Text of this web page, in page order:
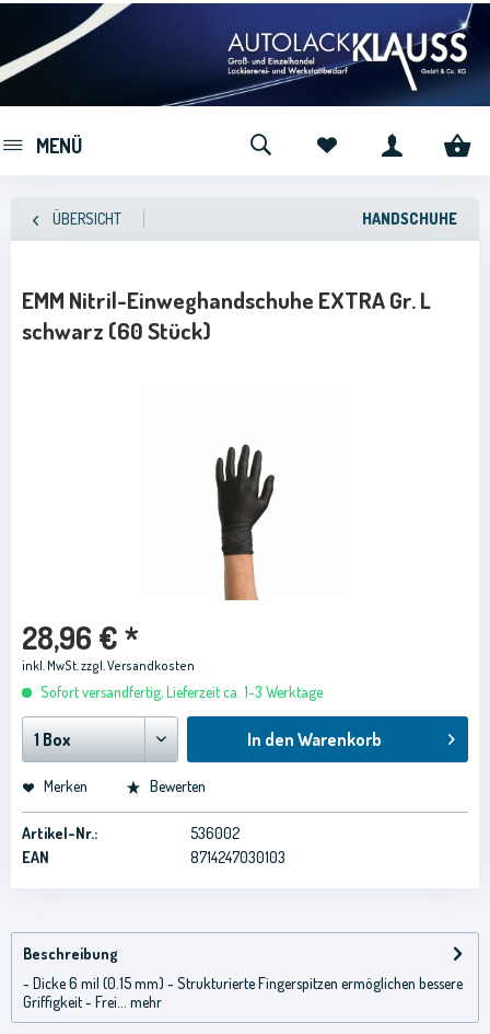
MENÜ
ÜBERSICHT HANDSCHUHE
EMM Nitril-Einweghandschuhe EXTRA Gr. L
schwarz (60 Stück)
28,96 € *
inkl. MwSt.zzgl. Versandkosten
Sofort versandfertig, Lieferzeit ca. 1-3 Werktage
In den Warenkorb
Merken Bewerten
Artikel-Nr.:
536002
EAN
8714247030103
Beschreibung
- Dicke 6 mil (0.15 mm) - Strukturierte Fingerspitzen ermöglichen bessere
Griffigkeit - Frei...
mehr